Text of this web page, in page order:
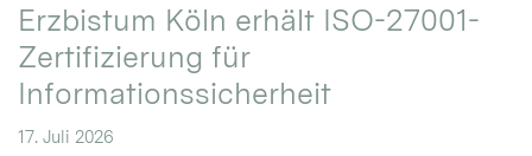
Erzbistum Köln erhält ISO-27001-
Zertifizierung für
Informationssicherheit
17. Juli 2026